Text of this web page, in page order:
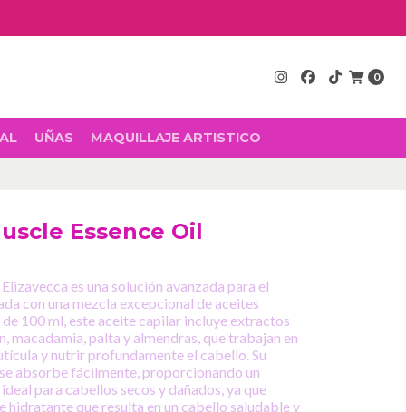
0
UÑAS MAQUILLAJE ARTISTICO
Essence Oil
es una solución avanzada para el
con una mezcla excepcional de aceites
100 ml, este aceite capilar incluye extractos
macadamia, palta y almendras, que trabajan en
y nutrir profundamente el cabello. Su
absorbe fácilmente, proporcionando un
para cabellos secos y dañados, ya que
hidratante que resulta en un cabello saludable y